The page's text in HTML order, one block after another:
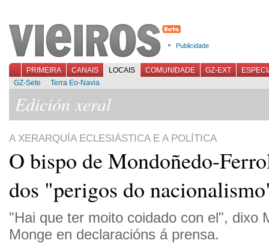
Publicidade
PRIMEIRA CANAIS LOCAIS COMUNIDADE GZ-EXT
GZ-Sete
Terra Eo-Navia
Edición xeral
A XERARQUÍA ECLESIÁSTICA E A POLÍTICA
O bispo de Mondoñedo-
dos "perigos do
"Hai que ter moito coidado con el", dixo
Monge en declaracións á prensa.